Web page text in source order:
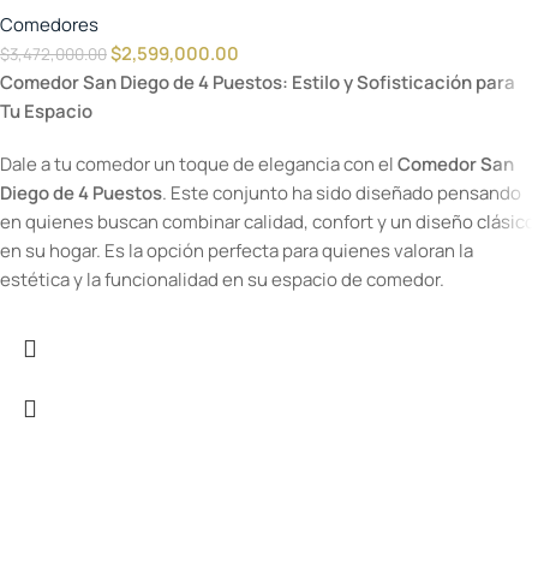
Comedores
$3,472,000.00$2,599,000.00
Comedor San Diego de 4 Puestos: Estilo y Sofisticación para
Tu Espacio
Dale a tu comedor un toque de elegancia con elComedor San
Diego de 4 Puestos. Este conjunto ha sido diseñado pensando
en quienes buscan combinar calidad, confort y un diseño clásico
en su hogar. Es la opción perfecta para quienes valoran la
estética y la funcionalidad en su espacio de comedor.